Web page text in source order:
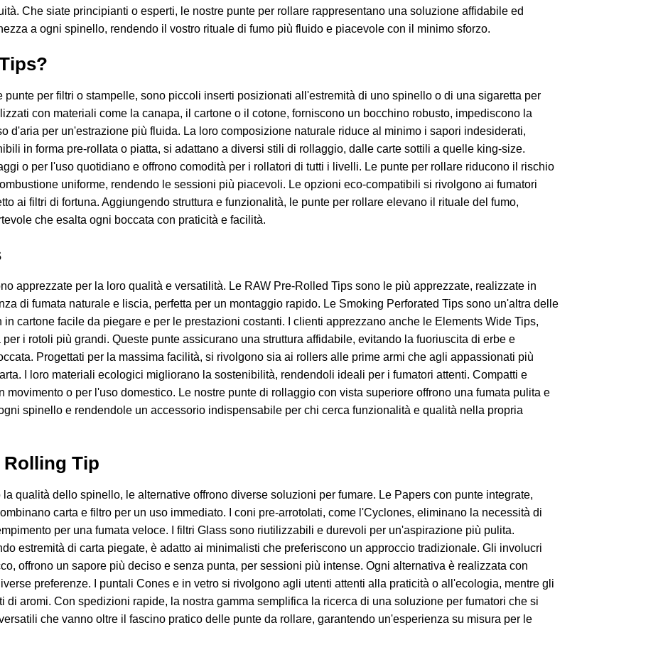
Che siate principianti o esperti, le nostre punte per rollare rappresentano una soluzione affidabile ed
a ogni spinello, rendendo il vostro rituale di fumo più fluido e piacevole con il minimo sforzo.
punte per filtri o stampelle, sono piccoli inserti posizionati all'estremità di uno spinello o di una sigaretta per
con materiali come la canapa, il cartone o il cotone, forniscono un bocchino robusto, impediscono la
d'aria per un'estrazione più fluida. La loro composizione naturale riduce al minimo i sapori indesiderati,
in forma pre-rollata o piatta, si adattano a diversi stili di rollaggio, dalle carte sottili a quelle king-size.
o per l'uso quotidiano e offrono comodità per i rollatori di tutti i livelli. Le punte per rollare riducono il rischio
uniforme, rendendo le sessioni più piacevoli. Le opzioni eco-compatibili si rivolgono ai fumatori
ai filtri di fortuna. Aggiungendo struttura e funzionalità, le punte per rollare elevano il rituale del fumo,
che esalta ogni boccata con praticità e facilità.
apprezzate per la loro qualità e versatilità. Le RAW Pre-Rolled Tips sono le più apprezzate, realizzate in
di fumata naturale e liscia, perfetta per un montaggio rapido. Le Smoking Perforated Tips sono un'altra delle
cartone facile da piegare e per le prestazioni costanti. I clienti apprezzano anche le Elements Wide Tips,
i rotoli più grandi. Queste punte assicurano una struttura affidabile, evitando la fuoriuscita di erbe e
Progettati per la massima facilità, si rivolgono sia ai rollers alle prime armi che agli appassionati più
I loro materiali ecologici migliorano la sostenibilità, rendendoli ideali per i fumatori attenti. Compatti e
movimento o per l'uso domestico. Le nostre punte di rollaggio con vista superiore offrono una fumata pulita e
spinello e rendendole un accessorio indispensabile per chi cerca funzionalità e qualità nella propria
Tip
qualità dello spinello, le alternative offrono diverse soluzioni per fumare. Le Papers con punte integrate,
carta e filtro per un uso immediato. I coni pre-arrotolati, come l'Cyclones, eliminano la necessità di
per una fumata veloce. I filtri Glass sono riutilizzabili e durevoli per un'aspirazione più pulita.
estremità di carta piegate, è adatto ai minimalisti che preferiscono un approccio tradizionale. Gli involucri
offrono un sapore più deciso e senza punta, per sessioni più intense. Ogni alternativa è realizzata con
preferenze. I puntali Cones e in vetro si rivolgono agli utenti attenti alla praticità o all'ecologia, mentre gli
aromi. Con spedizioni rapide, la nostra gamma semplifica la ricerca di una soluzione per fumatori che si
che vanno oltre il fascino pratico delle punte da rollare, garantendo un'esperienza su misura per le